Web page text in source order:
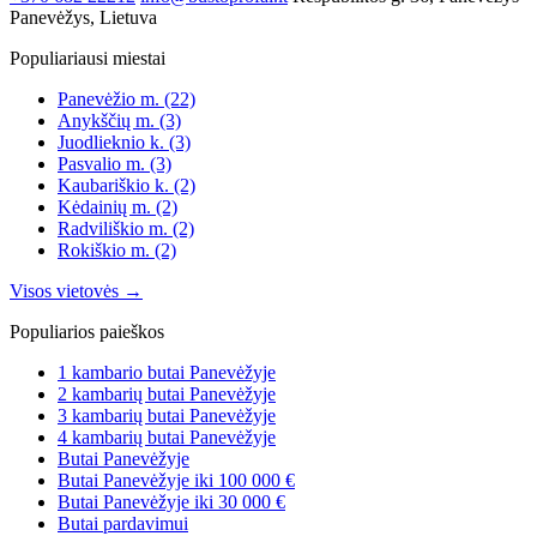
Panevėžys, Lietuva
Populiariausi miestai
Panevėžio m. (22)
Anykščių m. (3)
Juodlieknio k. (3)
Pasvalio m. (3)
Kaubariškio k. (2)
Kėdainių m. (2)
Radviliškio m. (2)
Rokiškio m. (2)
Visos vietovės →
Populiarios paieškos
1 kambario butai Panevėžyje
2 kambarių butai Panevėžyje
3 kambarių butai Panevėžyje
4 kambarių butai Panevėžyje
Butai Panevėžyje
Butai Panevėžyje iki 100 000 €
Butai Panevėžyje iki 30 000 €
Butai pardavimui